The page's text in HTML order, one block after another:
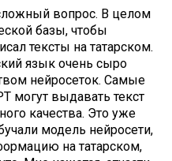
вопрос. В целом
базы, чтобы
тексты на татарском.
язык очень сыро
нейросеток. Самые
могут выдавать текст
качества. Это уже
модель нейросети,
на татарском,